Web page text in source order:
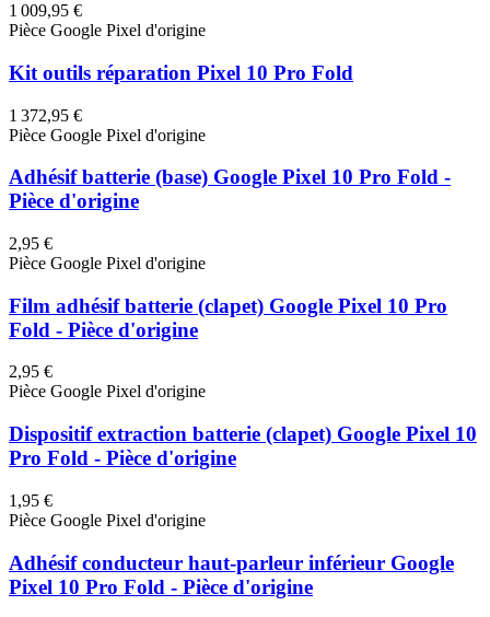
1 009,95 €
Pièce Google Pixel d'origine
Kit outils réparation Pixel 10 Pro Fold
1 372,95 €
Pièce Google Pixel d'origine
Adhésif batterie (base) Google Pixel 10 Pro Fold -
Pièce d'origine
2,95 €
Pièce Google Pixel d'origine
Film adhésif batterie (clapet) Google Pixel 10 Pro
Fold - Pièce d'origine
2,95 €
Pièce Google Pixel d'origine
Dispositif extraction batterie (clapet) Google Pixel 10
Pro Fold - Pièce d'origine
1,95 €
Pièce Google Pixel d'origine
Adhésif conducteur haut-parleur inférieur Google
Pixel 10 Pro Fold - Pièce d'origine